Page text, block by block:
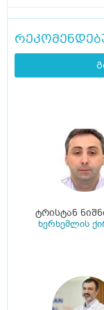
ტრისტან
ხერხემლის